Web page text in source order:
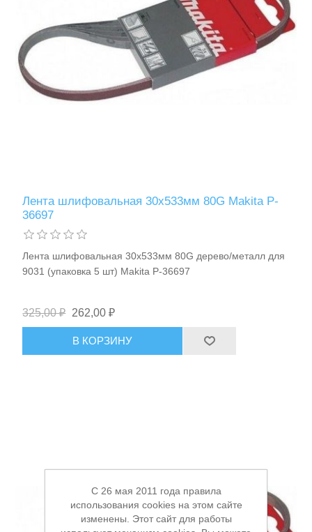
Лента шлифовальная 30х533мм 80G Makita P-
36697
Лента шлифовальная 30х533мм 80G дерево/металл для
9031 (упаковка 5 шт) Makita P-36697
325,00 ₽ 262,00 ₽
В КОРЗИНУ
C 26 мая 2011 года правила
использования cookies на этом сайте
изменены. Этот сайт для работы